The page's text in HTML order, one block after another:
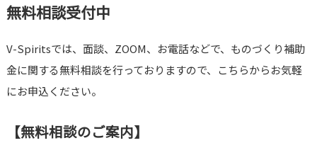
無料相談受付中
V-Spiritsでは、面談、ZOOM、お電話などで、ものづくり補助
金に関する無料相談を行っておりますので、こちらからお気軽
にお申込ください。
【無料相談のご案内】